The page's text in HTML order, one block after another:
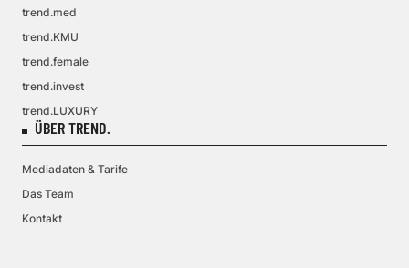
trend.med
trend.KMU
trend.female
trend.invest
trend.LUXURY
ÜBER TREND.
Mediadaten & Tarife
Das Team
Kontakt